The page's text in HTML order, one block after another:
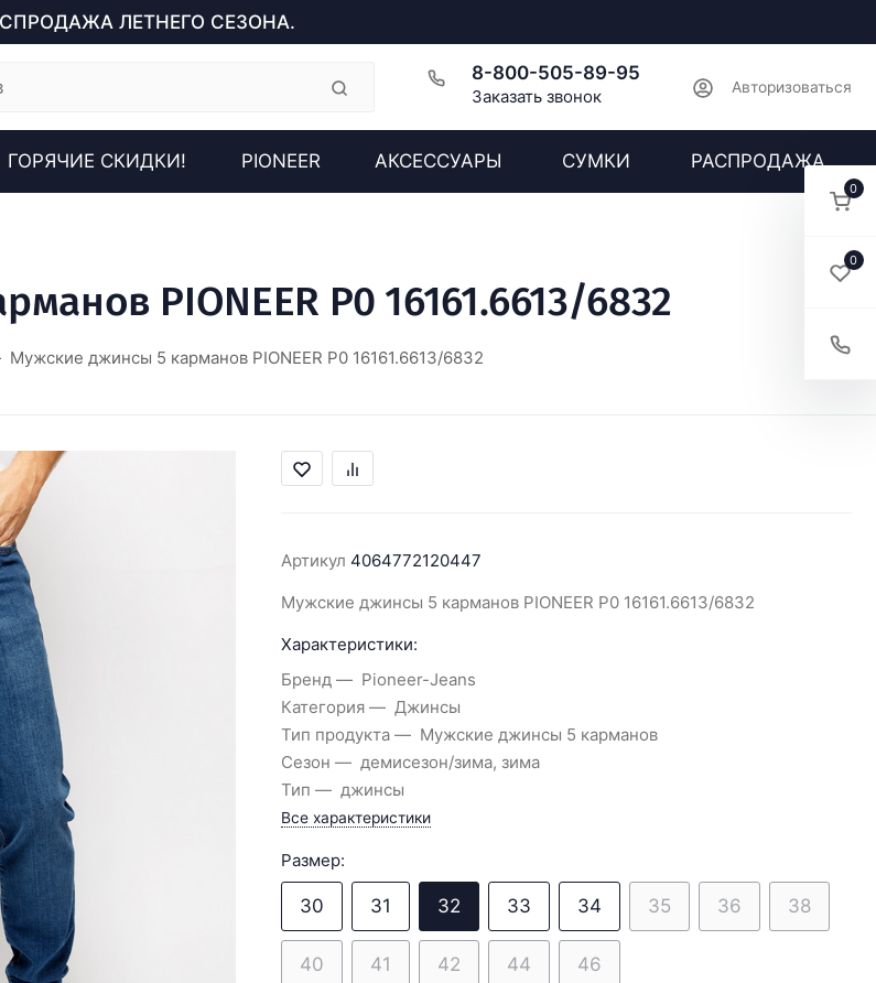
ЛЕТНЕГО СЕЗОНА.
8-800-505-89-95
Заказать звонок Авторизоваться
ГОРЯЧИЕ СКИДКИ! PIONEER АКСЕССУАРЫ СУМКИ РАСПРОДАЖА
PIONEER P0 16161.6613/6832
Мужские джинсы 5 карманов PIONEER P0 16161.6613/6832
Артикул 4064772120447
Мужские джинсы 5 карманов PIONEER P0 16161.6613/6832
Характеристики:
Бренд
Pioneer-Jeans
Категория
Джинсы
Тип продукта
Мужские джинсы 5 карманов
Сезон
демисезон/зима, зима
Тип
джинсы
Все характеристики
Размер:
30 31 32 33 34 35 36 38
40 41 42 44 46
0
0